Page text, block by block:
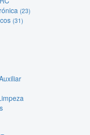
(23)
(31)